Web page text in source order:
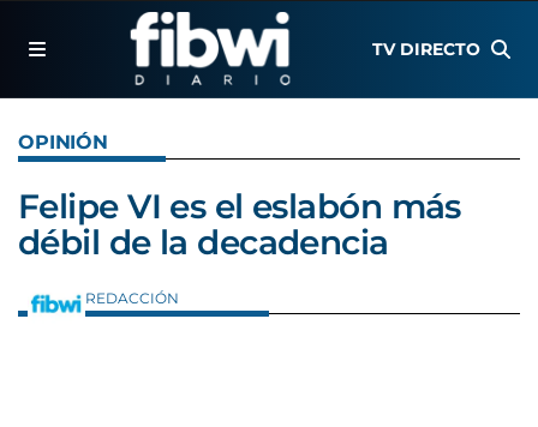
TV DIRECTO
OPINIÓN
Felipe VI es el eslabón más
débil de la decadencia
REDACCIÓN